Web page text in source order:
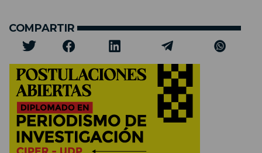
COMPARTIR